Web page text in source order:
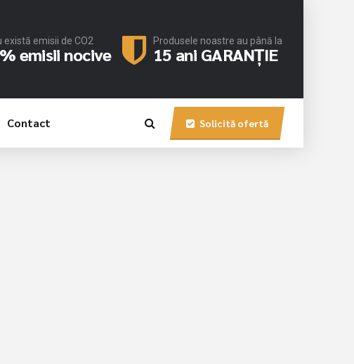
Produsele noastre au până la
15 ani GARANȚIE
există emisii de CO2
emisii nocive
Solicită ofertă
Contact